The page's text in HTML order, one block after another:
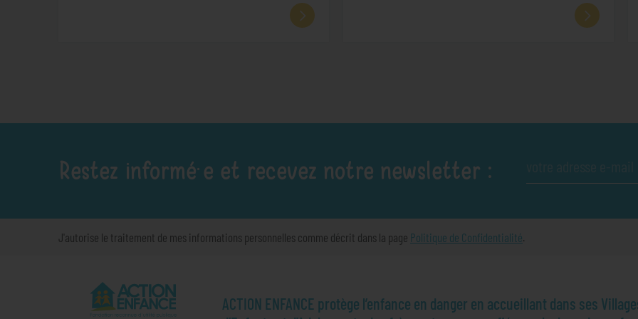
Restez informé·e et recevez notre newsletter :
J'autorise le traitement de mes informations personnelles comme décrit dans la page Politique de Confidentialité.
ACTION ENFANCE protège l’enfance en danger en accueillant dans ses